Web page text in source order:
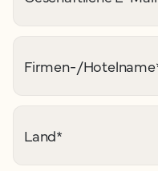
Firmen-/Hotelname
Land*